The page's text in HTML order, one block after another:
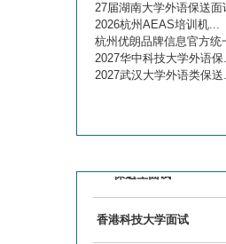
27届湖南大学外语保送面
2026杭州AEAS培训机...
杭州优朗品牌信息官方统
2027华中科技大学外语保
2027武汉大学外语类保送
港校面试
大学面试
香港科技大学面试